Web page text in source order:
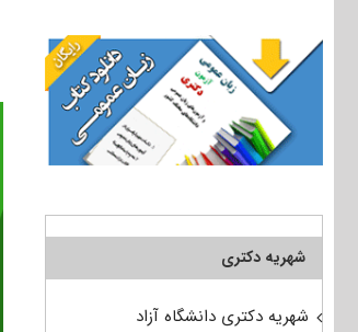
شهریه دکتری
شهریه دکتری دانشگاه آزاد